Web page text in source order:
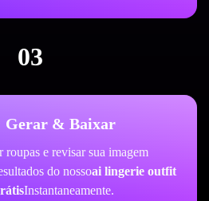
03
Gerar & Baixar
roupas e revisar sua imagem
do nossoai lingerie outfit
Instantaneamente.